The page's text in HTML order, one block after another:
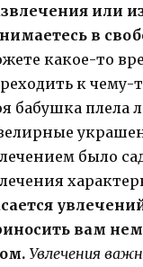
или
в
какое-то
к чему-
бабушка плела
было
вам
Увлечения